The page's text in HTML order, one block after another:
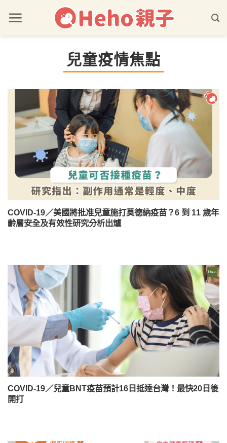
兒童疫情焦點
COVID-19／美國將批准兒童施打莫德納疫苗？6 到 11 歲年
齡層安全及有效性研究分析出爐
COVID-19／兒童BNT疫苗預計16日抵達台灣！最快20日後
開打